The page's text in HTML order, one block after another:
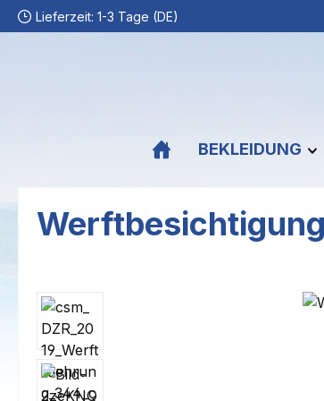
Hauptinhalt springen
Zur Suche springen
Zur Hauptnavigation springen
Lieferzeit: 1-3 Tage (DE)
BEKLEIDUNG
Bildergalerie überspringen